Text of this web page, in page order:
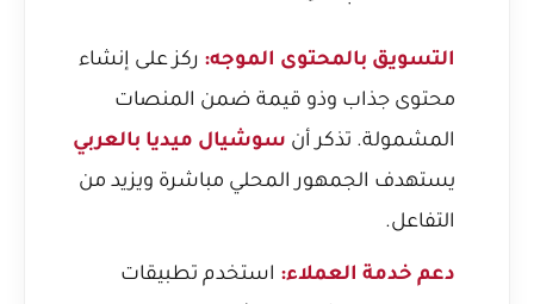
التسويق بالمحتوى الموجه: ركز على إنشاء
محتوى جذاب وذو قيمة ضمن المنصات
المشمولة. تذكر أن سوشيال ميديا بالعربي
يستهدف الجمهور المحلي مباشرة ويزيد من
التفاعل.
دعم خدمة العملاء: استخدم تطبيقات